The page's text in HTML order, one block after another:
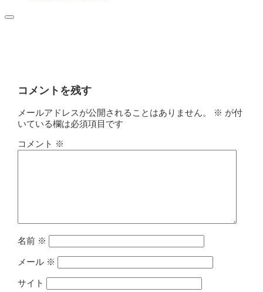
コメントを残す
メールアドレスが公開されることはありません。 ※ が付
いている欄は必須項目です
コメント ※
名前 ※
メール ※
サイト